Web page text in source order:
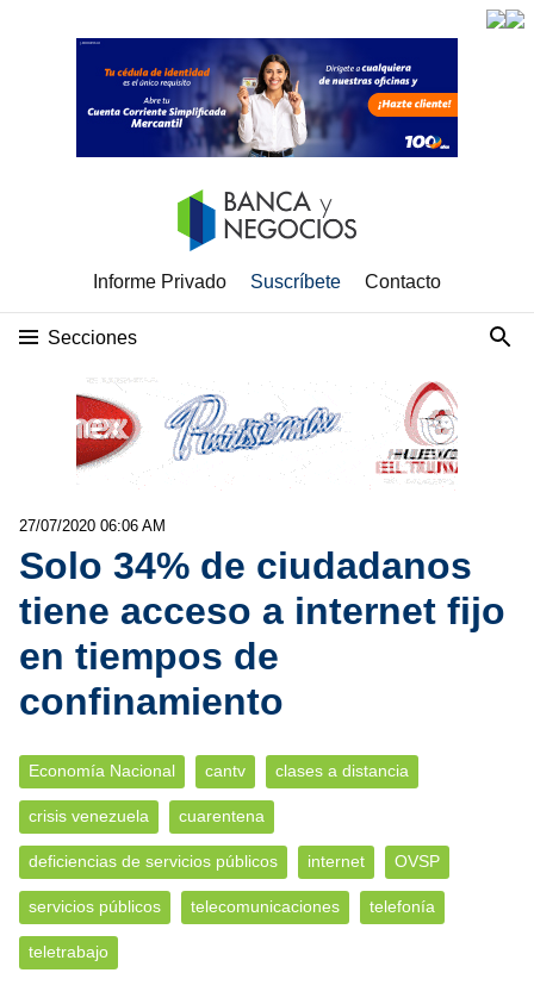
Informe Privado Suscríbete Contacto
Secciones
27/07/2020 06:06 AM
Solo 34% de ciudadanos
tiene acceso a internet fijo
en tiempos de
confinamiento
Economía Nacional cantv clases a distancia
crisis venezuela cuarentena
deficiencias de servicios públicos internet OVSP
servicios públicos telecomunicaciones telefonía
teletrabajo